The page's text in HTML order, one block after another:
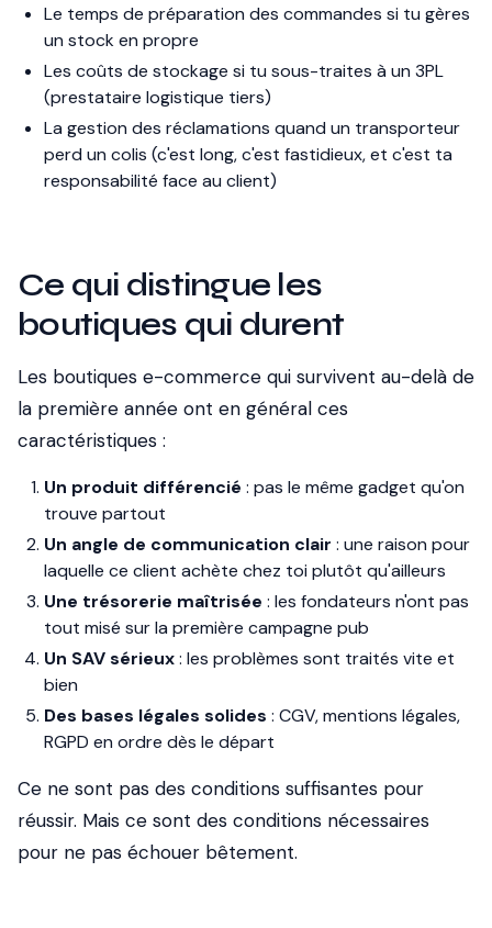
Le temps de préparation des commandes si tu gères
un stock en propre
Les coûts de stockage si tu sous-traites à un 3PL
(prestataire logistique tiers)
La gestion des réclamations quand un transporteur
perd un colis (c'est long, c'est fastidieux, et c'est ta
responsabilité face au client)
Ce qui distingue les
boutiques qui durent
Les boutiques e-commerce qui survivent au-delà de
la première année ont en général ces
caractéristiques :
Un produit différencié : pas le même gadget qu'on
trouve partout
Un angle de communication clair : une raison pour
laquelle ce client achète chez toi plutôt qu'ailleurs
Une trésorerie maîtrisée : les fondateurs n'ont pas
tout misé sur la première campagne pub
Un SAV sérieux: les problèmes sont traités vite et
bien
Des bases légales solides : CGV, mentions légales,
RGPD en ordre dès le départ
Ce ne sont pas des conditions suffisantes pour
réussir. Mais ce sont des conditions nécessaires
pour ne pas échouer bêtement.